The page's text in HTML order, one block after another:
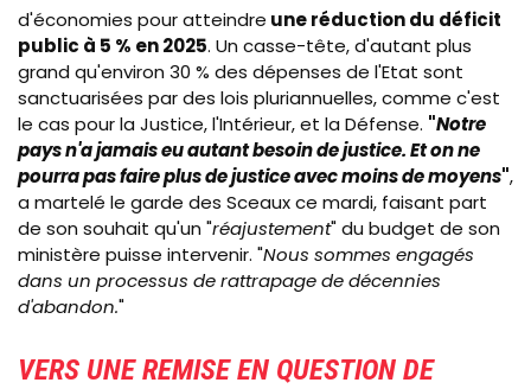
d'économies pour atteindre une réduction du déficit
public à 5 % en 2025. Un casse-tête, d'autant plus
grand qu'environ 30 % des dépenses de l'Etat sont
sanctuarisées par des lois pluriannuelles, comme c'est
le cas pour la Justice, l'Intérieur, et la Défense. "Notre
pays n'a jamais eu autant besoin de justice. Et on ne
pourra pas faire plus de justice avec moins de moyens",
a martelé le garde des Sceaux ce mardi, faisant part
de son souhait qu'un "réajustement" du budget de son
ministère puisse intervenir. "Nous sommes engagés
dans un processus de rattrapage de décennies
d'abandon."
VERS UNE REMISE EN QUESTION DE